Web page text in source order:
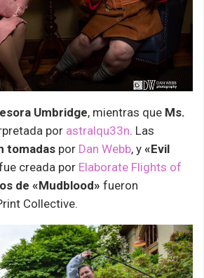
Umbridge, mientras que Ms.
por astralqu33n. Las
tomadas por Dan Webb, y «Evil
creada por Elaborate Flights of
de «Mudblood» fueron
Collective.